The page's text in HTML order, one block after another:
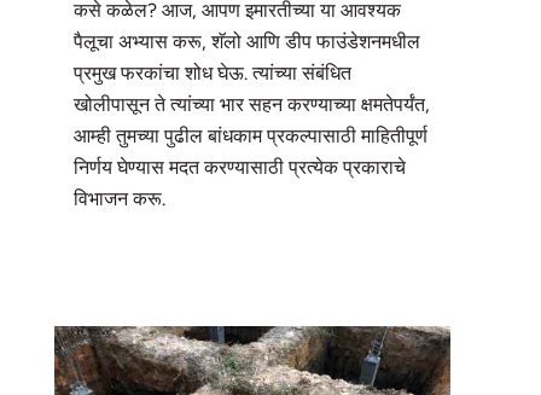
कसे कळेल? आज, आपण इमारतीच्या या आवश्यक
पैलूचा अभ्यास करू, शॅलो आणि डीप फाउंडेशनमधील
प्रमुख फरकांचा शोध घेऊ. त्यांच्या संबंधित
खोलीपासून ते त्यांच्या भार सहन करण्याच्या क्षमतेपर्यंत,
आम्ही तुमच्या पुढील बांधकाम प्रकल्पासाठी माहितीपूर्ण
निर्णय घेण्यास मदत करण्यासाठी प्रत्येक प्रकाराचे
विभाजन करू.